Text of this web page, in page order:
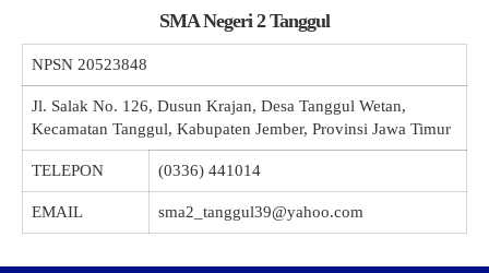
SMA Negeri 2 Tanggul
NPSN 20523848
Jl. Salak No. 126, Dusun Krajan, Desa Tanggul Wetan,
Kecamatan Tanggul, Kabupaten Jember, Provinsi Jawa Timur
TELEPON (0336) 441014
EMAIL sma2_tanggul39@yahoo.com